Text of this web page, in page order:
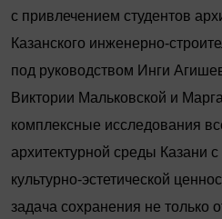
с привлечением студентов
Казанского инженерно-
под руководством Инги
Виктории Мальковской и
комплексные исследования
архитектурной среды Казани
культурно-эстетической
задача сохранения не только